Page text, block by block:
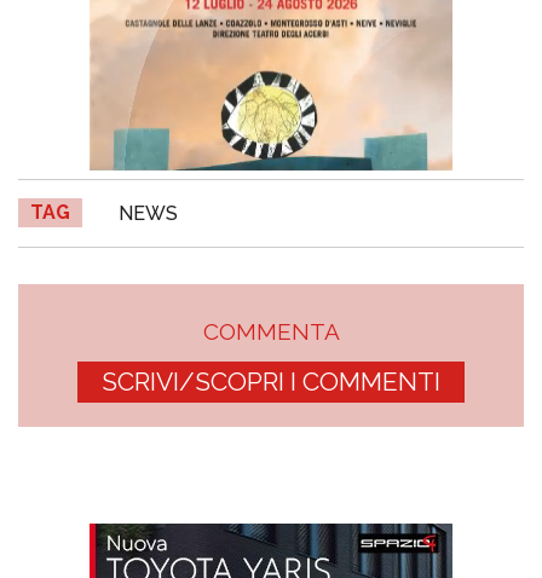
TAG NEWS
COMMENTA
SCRIVI/SCOPRI I COMMENTI